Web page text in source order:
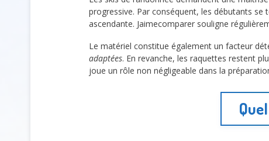
progressive. Par conséquent, les débutants
ascendante. Jaimecomparer souligne
Le matériel constitue également un facteur
adaptées. En revanche, les raquettes restent
joue un rôle non négligeable dans la